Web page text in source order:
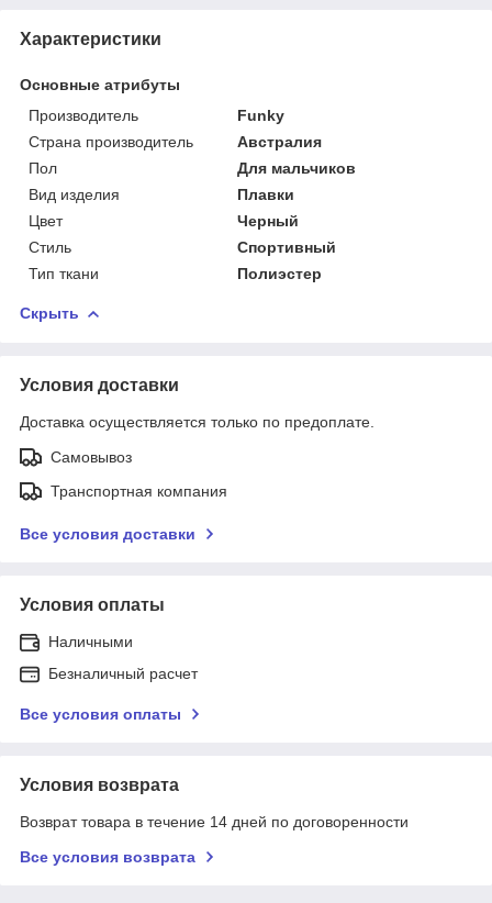
Характеристики
Основные атрибуты
Производитель
Funky
Страна производитель
Австралия
Пол
Для мальчиков
Вид изделия
Плавки
Цвет
Черный
Стиль
Спортивный
Тип ткани
Полиэстер
Скрыть
Условия доставки
Доставка осуществляется только по предоплате.
Самовывоз
Транспортная компания
Все условия доставки
Условия оплаты
Наличными
Безналичный расчет
Все условия оплаты
Условия возврата
Возврат товара в течение 14 дней по договоренности
Все условия возврата